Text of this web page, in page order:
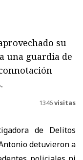
su
una guardia de
1346visitas
de Delitos
detuvieron a